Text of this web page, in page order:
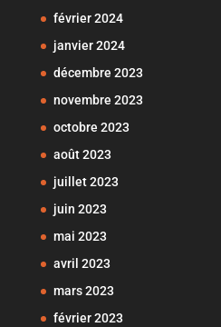
février 2024
janvier 2024
décembre 2023
novembre 2023
octobre 2023
août 2023
juillet 2023
juin 2023
mai 2023
avril 2023
mars 2023
février 2023